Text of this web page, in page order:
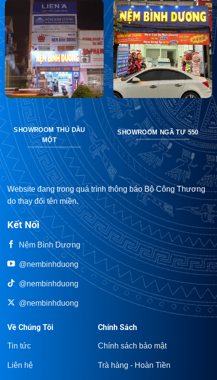
SHOWROOM THỦ DẦU
MỘT
SHOWROOM NGÃ TƯ 550
Website đang trong quá trình thông báo Bộ Công Thương
do thay đổi tên miền.
Kết Nối
Nệm Bình Dương
@nembinhduong
@nembinhduong
@nembinhduong
Về Chúng Tôi
Tin tức
Liên hệ
Chính Sách
Chính sách bảo mật
Trà hàng - Hoàn Tiền